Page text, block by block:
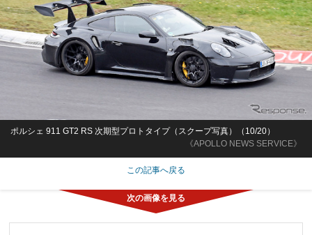
《APOLLO NEWS SERVICE》
ポルシェ 911 GT2 RS 次期型プロトタイプ（スクープ写真）（10/20）
この記事へ戻る